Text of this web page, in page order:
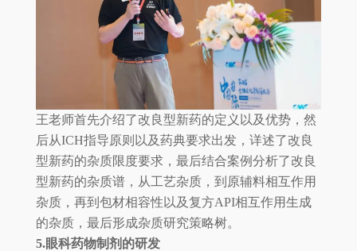
王老师首先介绍了改良型新药的定义以及优势，然
后从ICH指导原则以及药典要求出发，详述了改良
型新药的杂质限度要求，最后结合案例分析了改良
型新药的杂质谱，从工艺杂质，到原辅料相互作用
杂质，再到包材相容性以及复方API相互作用生成
的杂质，最后形成杂质研究策略树。
5.眼科药物制剂的研发